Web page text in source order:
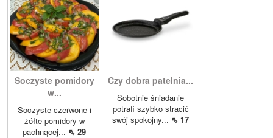
Soczyste pomidory
w...
Soczyste czerwone i
żółte pomidory w
pachnącej... ⇖ 29
Czy dobra patelnia...
Sobotnie śniadanie
potrafi szybko stracić
swój spokojny... ⇖ 17